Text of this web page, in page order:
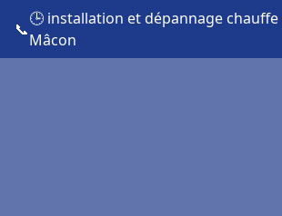
📞
🕒 installation et dépannage chauffe
Mâcon